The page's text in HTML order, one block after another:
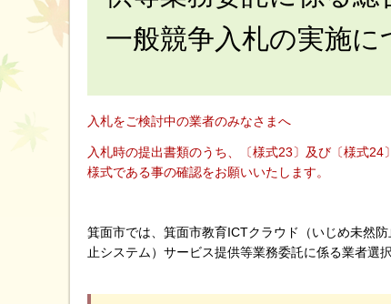
一般競争入札の実施に
入札をご検討中の業者のみなさまへ
入札時の提出書類のうち、〔様式23〕及び〔様式
様式である事の確認をお願いいたします。
箕面市では、箕面市教育ICTクラウド（いじめ未然
止システム）サービス提供等業務委託に係る業者選